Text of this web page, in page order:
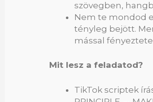
szövegben,
Nem te mondod
tényleg bejött.
mással
Mit lesz a feladatod?
TikTok scriptek